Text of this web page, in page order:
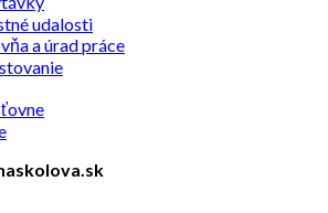
udalosti
a úrad práce